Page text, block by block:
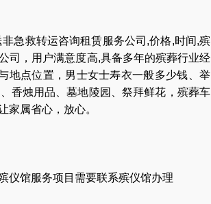
急救转运咨询租赁服务公司 ,价格,时间,殡
司
，用户满意度高,具备多年的殡葬行业经
地点位置 ， 男士女士寿衣一般多少钱 、举
香烛用品 、墓地陵园 、祭拜鲜花 ， 殡葬车
家属省心，放心。
仪馆服务项目需要联系殡仪馆办理